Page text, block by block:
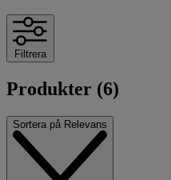
Filtrera
Produkter (6)
Sortera på Relevans